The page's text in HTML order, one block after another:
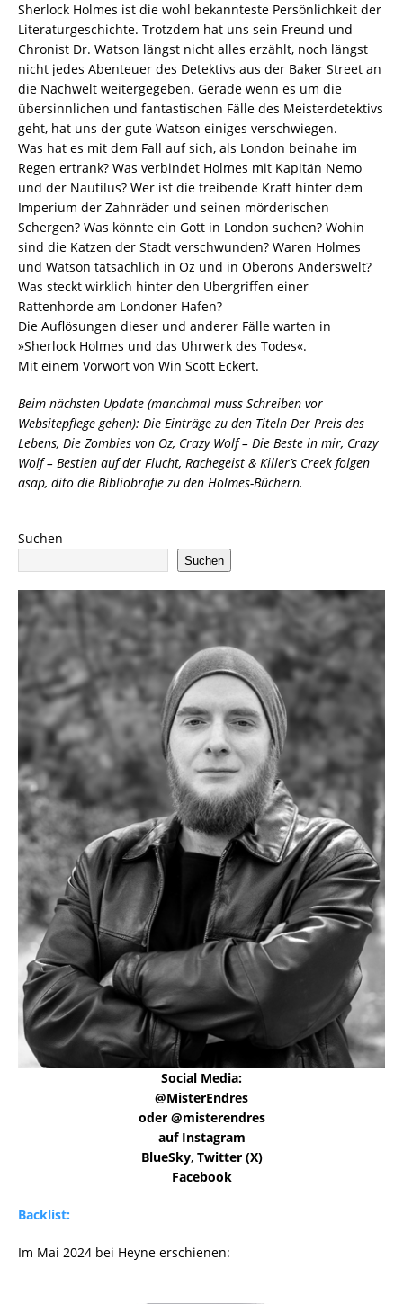
Sherlock Holmes ist die wohl bekannteste Persönlichkeit der
Literaturgeschichte. Trotzdem hat uns sein Freund und
Chronist Dr. Watson längst nicht alles erzählt, noch längst
nicht jedes Abenteuer des Detektivs aus der Baker Street an
die Nachwelt weitergegeben. Gerade wenn es um die
übersinnlichen und fantastischen Fälle des Meisterdetektivs
geht, hat uns der gute Watson einiges verschwiegen.
Was hat es mit dem Fall auf sich, als London beinahe im
Regen ertrank? Was verbindet Holmes mit Kapitän Nemo
und der Nautilus? Wer ist die treibende Kraft hinter dem
Imperium der Zahnräder und seinen mörderischen
Schergen? Was könnte ein Gott in London suchen? Wohin
sind die Katzen der Stadt verschwunden? Waren Holmes
und Watson tatsächlich in Oz und in Oberons Anderswelt?
Was steckt wirklich hinter den Übergriffen einer
Rattenhorde am Londoner Hafen?
Die Auflösungen dieser und anderer Fälle warten in
»Sherlock Holmes und das Uhrwerk des Todes«.
Mit einem Vorwort von Win Scott Eckert.
Beim nächsten Update (manchmal muss Schreiben vor
Websitepflege gehen): Die Einträge zu den Titeln Der Preis des
Lebens, Die Zombies von Oz, Crazy Wolf – Die Beste in mir, Crazy
Wolf – Bestien auf der Flucht, Rachegeist & Killer’s Creek folgen
asap, dito die Bibliobrafie zu den Holmes-Büchern.
Suchen
Suchen
Social Media:
@MisterEndres
oder @misterendres
auf Instagram
BlueSky, Twitter (X)
Facebook
Backlist:
Im Mai 2024 bei Heyne erschienen: